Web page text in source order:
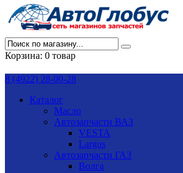
Корзина: 0 товар
8 (4922) 28-00-28
Каталог
Масло
Автозапчасти ВАЗ
VESTA
Largus
Автозапчасти ГАЗ
Волга